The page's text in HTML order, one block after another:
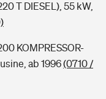
T DIESEL), 55 kW,
KOMPRESSOR-
ab 1996(0710 /